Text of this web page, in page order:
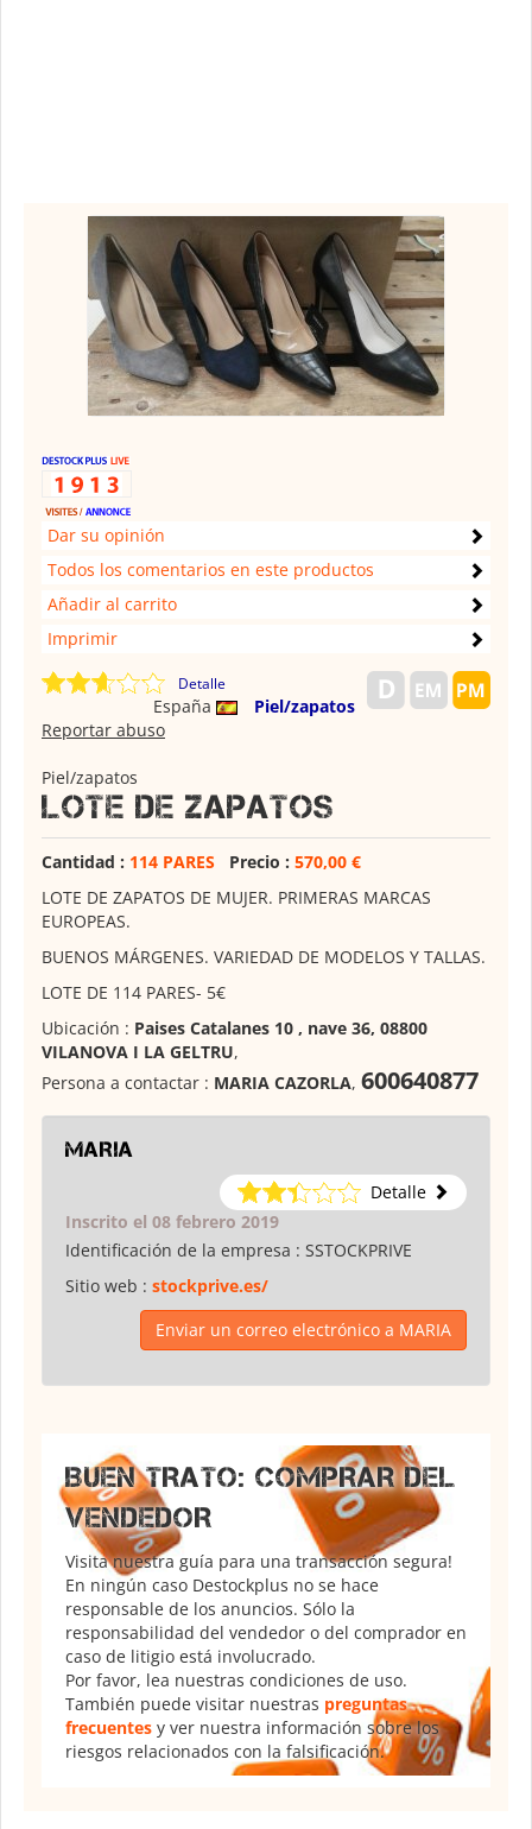
Dar su opinión
Todos los comentarios en este productos
Añadir al carrito
Imprimir
Detalle
España
Piel/zapatos
Reportar abuso
Piel/zapatos
LOTE DE ZAPATOS
Cantidad : 114 PARES Precio : 570,00 €
LOTE DE ZAPATOS DE MUJER. PRIMERAS MARCAS
EUROPEAS.
BUENOS MÁRGENES. VARIEDAD DE MODELOS Y TALLAS.
LOTE DE 114 PARES- 5€
Ubicación : Paises Catalanes 10 , nave 36, 08800
VILANOVA I LA GELTRU,
Persona a contactar : MARIA CAZORLA, 600640877
MARIA
Detalle
Inscrito el 08 febrero 2019
Identificación de la empresa : SSTOCKPRIVE
Sitio web : stockprive.es/
Enviar un correo electrónico a MARIA
BUEN TRATO: COMPRAR DEL
VENDEDOR
Visita nuestra guía para una transacción segura!
En ningún caso Destockplus no se hace
responsable de los anuncios. Sólo la
responsabilidad del vendedor o del comprador en
caso de litigio está involucrado.
Por favor, lea nuestras condiciones de uso.
También puede visitar nuestras preguntas
frecuentes y ver nuestra información sobre los
riesgos relacionados con la falsificación.